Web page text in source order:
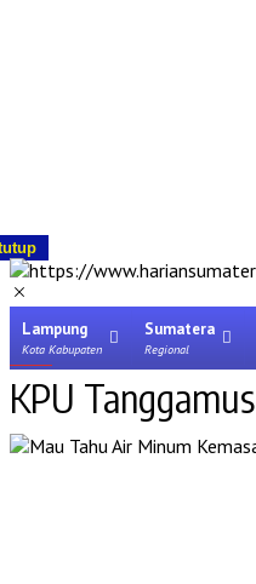
Lampung
Kota Kabupaten
Sumatera
Regional
KPU Tanggamus